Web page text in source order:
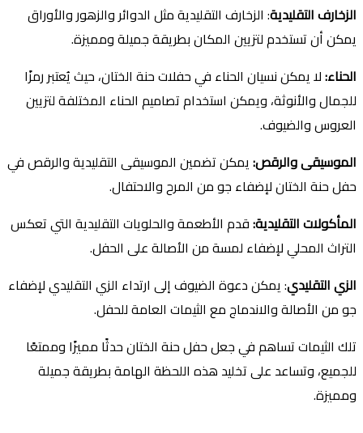
الزخارف التقليدية: الزخارف التقليدية مثل الدوائر والزهور والأوراق
يمكن أن تستخدم لتزيين المكان بطريقة جميلة ومميزة.
الحناء:لا يمكن نسيان الحناء في حفلات حنة الختان، حيث يُعتبر رمزًا
للجمال والأنوثة، ويمكن استخدام تصاميم الحناء المختلفة لتزيين
العروس والضيوف.
الموسيقى والرقص: يمكن تضمين الموسيقى التقليدية والرقص في
حفل حنة الختان لإضفاء جو من المرح والاحتفال.
المأكولات التقليدية:قدم الأطعمة والحلويات التقليدية التي تعكس
التراث المحلي لإضفاء لمسة من الأصالة على الحفل.
الزي التقليدي: يمكن دعوة الضيوف إلى ارتداء الزي التقليدي لإضفاء
جو من الأصالة والاندماج مع الثيمات العامة للحفل.
تلك الثيمات تساهم في جعل حفل حنة الختان حدثًا مميزًا وممتعًا
للجميع، وتساعد على تخليد هذه اللحظة الهامة بطريقة جميلة
ومميزة.